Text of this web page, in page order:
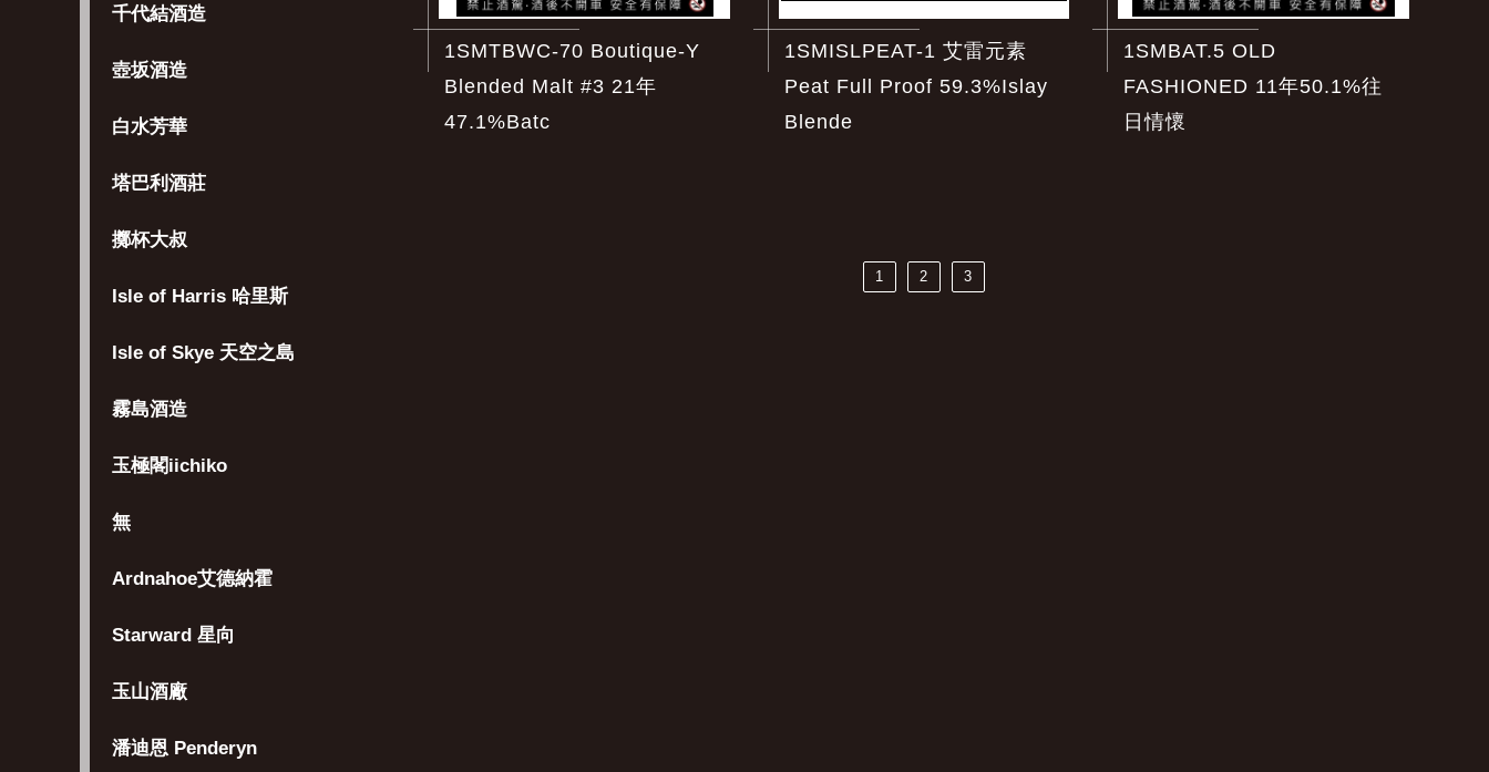
千代結酒造
壺坂酒造
白水芳華
塔巴利酒莊
擲杯大叔
Isle of Harris 哈里斯
Isle of Skye 天空之島
霧島酒造
玉極閣iichiko
無
Ardnahoe艾德納霍
Starward 星向
玉山酒廠
潘迪恩 Penderyn
1SMTBWC-70 Boutique-Y
Blended Malt #3 21年
47.1%Batc
1SMISLPEAT-1 艾雷元素
Peat Full Proof 59.3%Islay
Blende
1SMBAT.5 OLD
FASHIONED 11年50.1%往
日情懷
1 2 3